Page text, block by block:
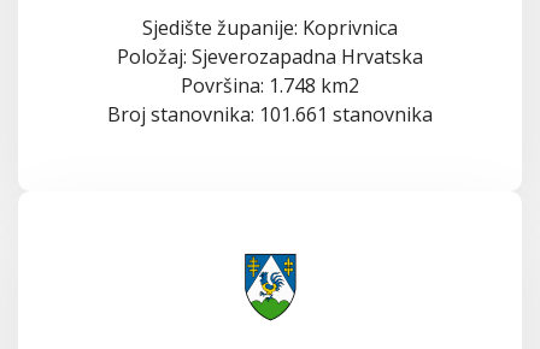
Sjedište županije: Koprivnica
Položaj: Sjeverozapadna Hrvatska
Površina: 1.748 km2
Broj stanovnika: 101.661 stanovnika